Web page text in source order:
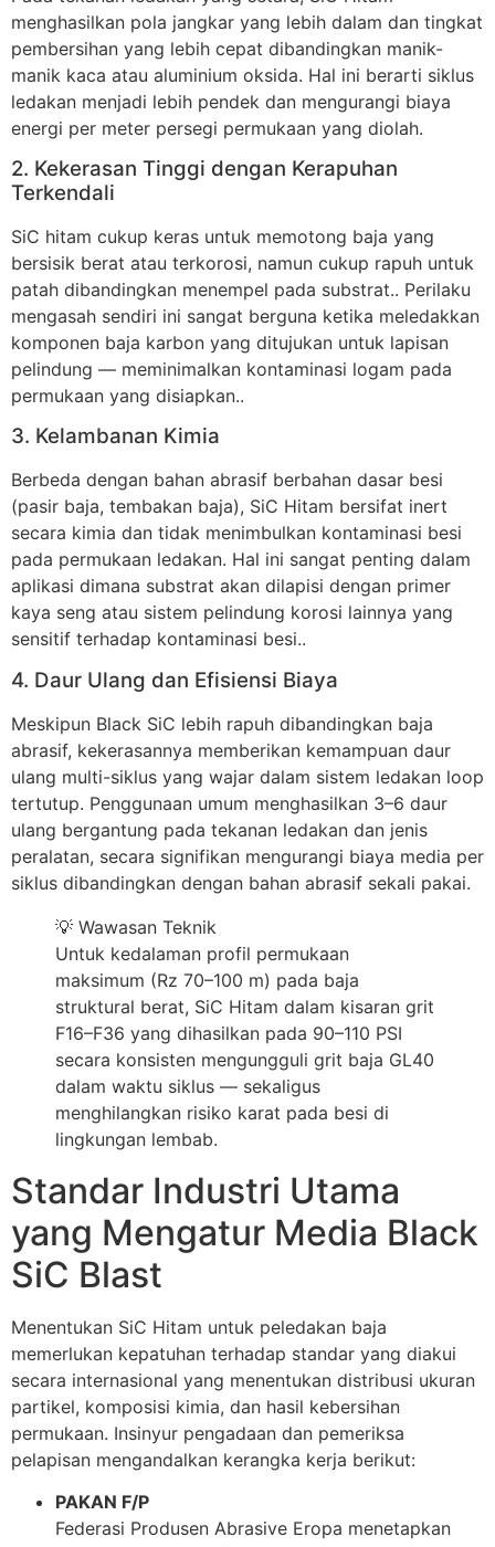
menghasilkan pola jangkar yang lebih dalam dan tingkat
pembersihan yang lebih cepat dibandingkan manik-
manik kaca atau aluminium oksida. Hal ini berarti siklus
ledakan menjadi lebih pendek dan mengurangi biaya
energi per meter persegi permukaan yang diolah.
2. Kekerasan Tinggi dengan Kerapuhan
Terkendali
SiC hitam cukup keras untuk memotong baja yang
bersisik berat atau terkorosi, namun cukup rapuh untuk
patah dibandingkan menempel pada substrat.. Perilaku
mengasah sendiri ini sangat berguna ketika meledakkan
komponen baja karbon yang ditujukan untuk lapisan
pelindung — meminimalkan kontaminasi logam pada
permukaan yang disiapkan..
3. Kelambanan Kimia
Berbeda dengan bahan abrasif berbahan dasar besi
(pasir baja, tembakan baja), SiC Hitam bersifat inert
secara kimia dan tidak menimbulkan kontaminasi besi
pada permukaan ledakan. Hal ini sangat penting dalam
aplikasi dimana substrat akan dilapisi dengan primer
kaya seng atau sistem pelindung korosi lainnya yang
sensitif terhadap kontaminasi besi..
4. Daur Ulang dan Efisiensi Biaya
Meskipun Black SiC lebih rapuh dibandingkan baja
abrasif, kekerasannya memberikan kemampuan daur
ulang multi-siklus yang wajar dalam sistem ledakan loop
tertutup. Penggunaan umum menghasilkan 3–6 daur
ulang bergantung pada tekanan ledakan dan jenis
peralatan, secara signifikan mengurangi biaya media per
siklus dibandingkan dengan bahan abrasif sekali pakai.
💡 Wawasan Teknik
Untuk kedalaman profil permukaan
maksimum (Rz 70–100 m) pada baja
struktural berat, SiC Hitam dalam kisaran grit
F16–F36 yang dihasilkan pada 90–110 PSI
secara konsisten mengungguli grit baja GL40
dalam waktu siklus — sekaligus
menghilangkan risiko karat pada besi di
lingkungan lembab.
Standar Industri Utama
yang Mengatur Media Black
SiC Blast
Menentukan SiC Hitam untuk peledakan baja
memerlukan kepatuhan terhadap standar yang diakui
secara internasional yang menentukan distribusi ukuran
partikel, komposisi kimia, dan hasil kebersihan
permukaan. Insinyur pengadaan dan pemeriksa
pelapisan mengandalkan kerangka kerja berikut:
PAKAN F/P
Federasi Produsen Abrasive Eropa menetapkan